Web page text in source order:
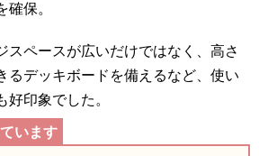
保。
スペースが広いだけではなく、高さ
るデッキボードを備えるなど、使い
好印象でした。